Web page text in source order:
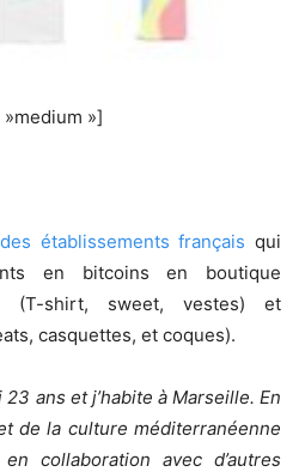
»]
établissements français qui
en bitcoins en boutique
(T-shirt, sweet, vestes) et
casquettes, et coques).
23 ans et j’habite à Marseille. En
de la culture méditerranéenne
collaboration avec d’autres